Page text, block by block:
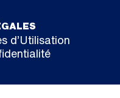
d’Utilisation